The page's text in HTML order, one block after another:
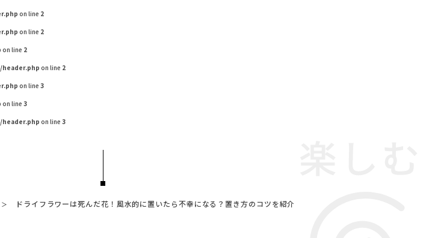
on line 2
on line 2
on line 2
on line 2
on line 3
on line 3
on line 3
塚家具
ドライフラワーは死んだ花！風水的に置いたら不幸になる？置き方のコツを紹介